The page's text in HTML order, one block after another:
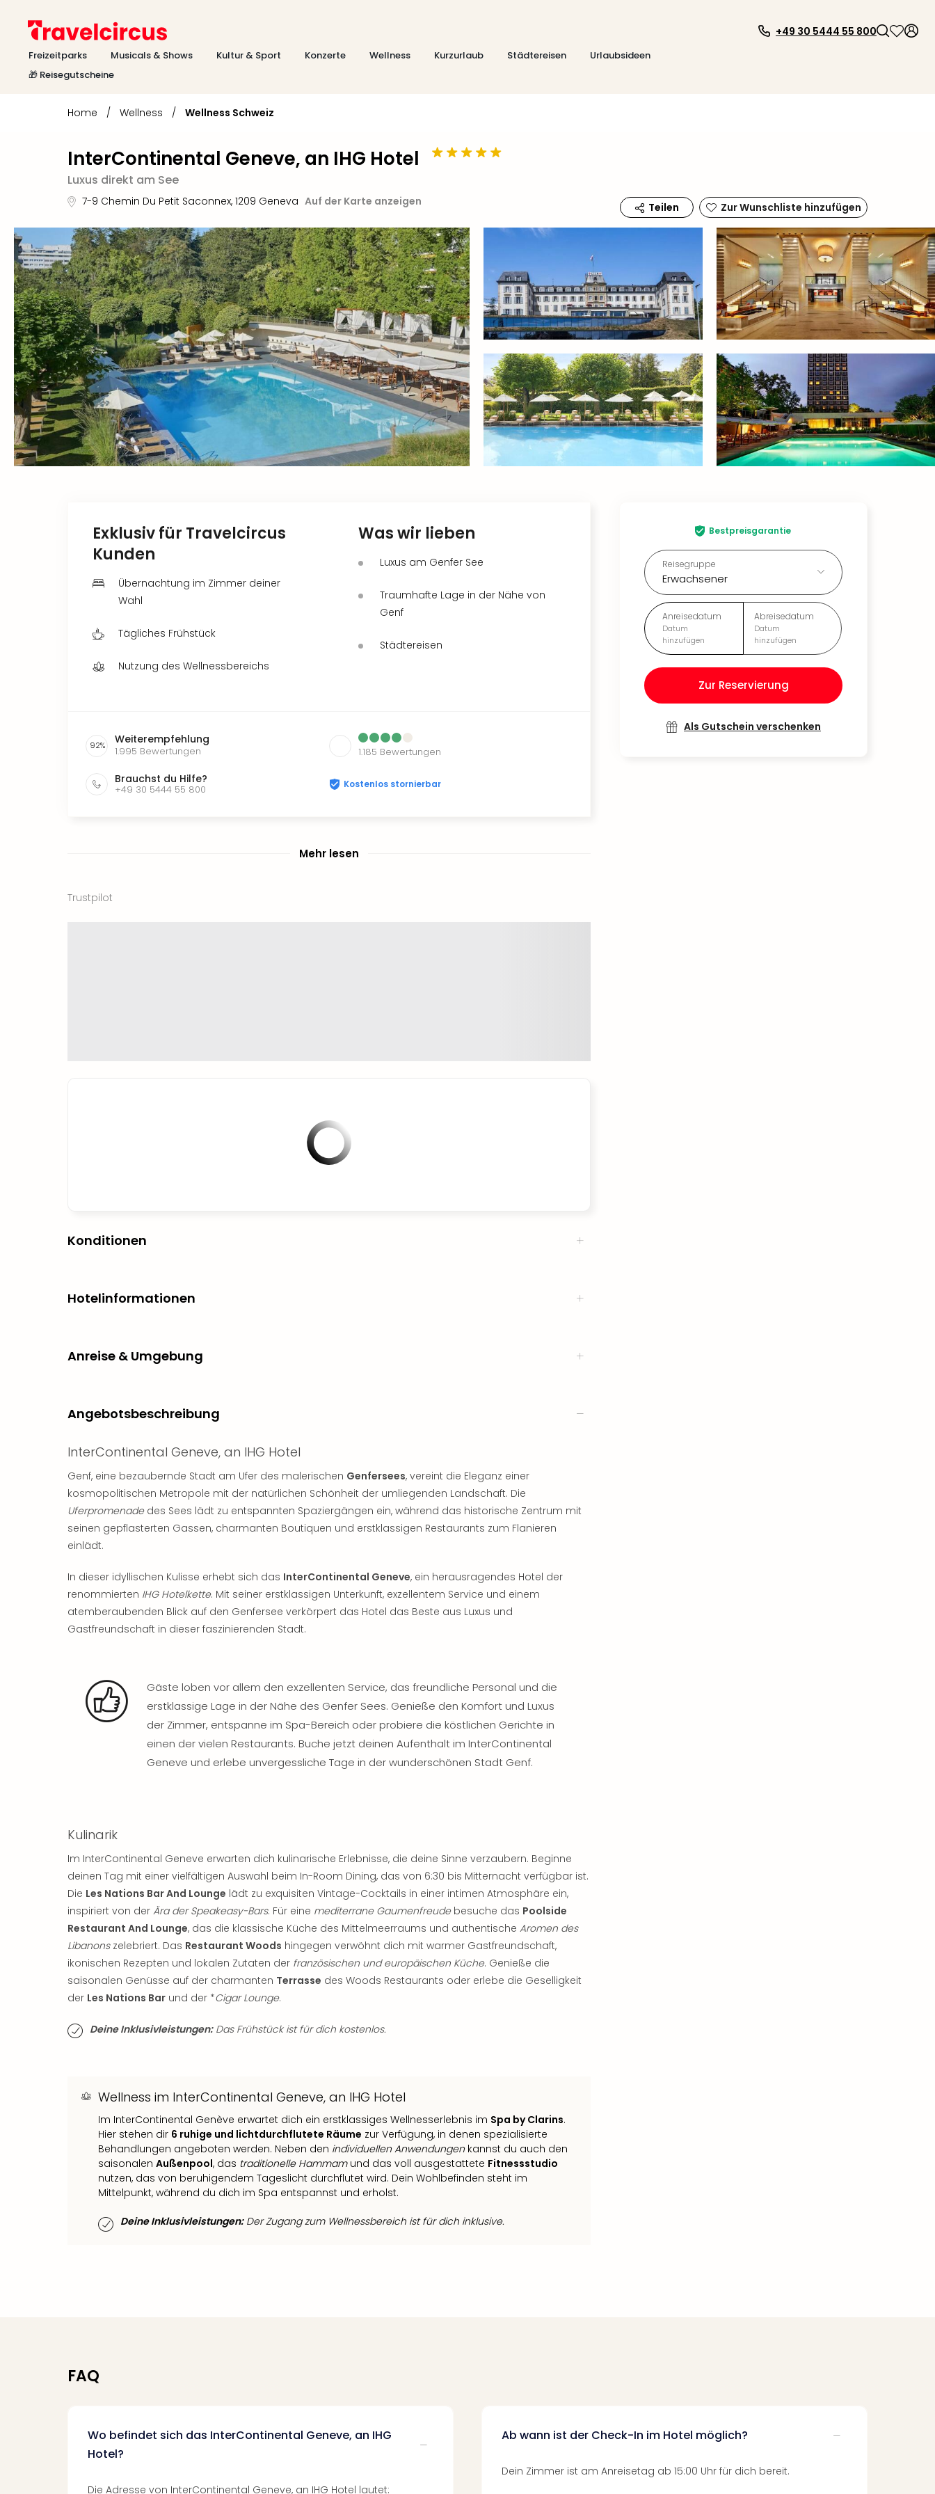
Freizeitparks Musicals & Shows Kultur & Sport Konzerte Wellness Kurzurlaub Städtereisen
Urlaubsideen
🎁 Reisegutscheine
+49 30 5444 55 800
Home / Wellness / Wellness Schweiz
InterContinental Geneve, an IHG Hotel
Luxus direkt am See
7-9 Chemin Du Petit Saconnex, 1209 Geneva Auf der Karte anzeigen Teilen Zur Wunschliste hinzufügen
Bestpreisgarantie
Reisegruppe
Erwachsener
Anreisedatum
Datum
hinzufügen
Abreisedatum
Datum
hinzufügen
Zur Reservierung
Als Gutschein verschenken
Exklusiv für Travelcircus
Kunden
Übernachtung im Zimmer deiner
Wahl
Tägliches Frühstück
Nutzung des Wellnessbereichs
Was wir lieben
Luxus am Genfer See
Traumhafte Lage in der Nähe von
Genf
Städtereisen
92% Weiterempfehlung
1.995 Bewertungen 1.185 Bewertungen
Brauchst du Hilfe?
+49 30 5444 55 800 Kostenlos stornierbar
Mehr lesen
Trustpilot
Konditionen
Hotelinformationen
Anreise & Umgebung
Angebotsbeschreibung
InterContinental Geneve, an IHG Hotel
Genf, eine bezaubernde Stadt am Ufer des malerischen Genfersees, vereint die Eleganz einer
kosmopolitischen Metropole mit der natürlichen Schönheit der umliegenden Landschaft. Die
Uferpromenadedes Sees lädt zu entspannten Spaziergängen ein, während das historische Zentrum mit
seinen gepflasterten Gassen, charmanten Boutiquen und erstklassigen Restaurants zum Flanieren
einlädt.
In dieser idyllischen Kulisse erhebt sich das InterContinental Geneve, ein herausragendes Hotel der
renommierten IHG Hotelkette. Mit seiner erstklassigen Unterkunft, exzellentem Service und einem
atemberaubenden Blick auf den Genfersee verkörpert das Hotel das Beste aus Luxus und
Gastfreundschaft in dieser faszinierenden Stadt.
Gäste loben vor allem den exzellenten Service, das freundliche Personal und die
erstklassige Lage in der Nähe des Genfer Sees. Genieße den Komfort und Luxus
der Zimmer, entspanne im Spa-Bereich oder probiere die köstlichen Gerichte in
einen der vielen Restaurants. Buche jetzt deinen Aufenthalt im InterContinental
Geneve und erlebe unvergessliche Tage in der wunderschönen Stadt Genf.
Kulinarik
Im InterContinental Geneve erwarten dich kulinarische Erlebnisse, die deine Sinne verzaubern. Beginne
deinen Tag mit einer vielfältigen Auswahl beim In-Room Dining, das von 6:30 bis Mitternacht verfügbar ist.
Die Les Nations Bar And Lounge lädt zu exquisiten Vintage-Cocktails in einer intimen Atmosphäre ein,
inspiriert von der Ära der Speakeasy-Bars. Für eine mediterrane Gaumenfreudebesuche das Poolside
Restaurant And Lounge, das die klassische Küche des Mittelmeerraums und authentische Aromen des
Libanonszelebriert. Das Restaurant Woods hingegen verwöhnt dich mit warmer Gastfreundschaft,
ikonischen Rezepten und lokalen Zutaten der französischen und europäischen Küche. Genieße die
saisonalen Genüsse auf der charmanten Terrasse des Woods Restaurants oder erlebe die Geselligkeit
der Les Nations Bar und der *Cigar Lounge.
Deine Inklusivleistungen:Das Frühstück ist für dich kostenlos.
Wellness im InterContinental Geneve, an IHG Hotel
Im InterContinental Genève erwartet dich ein erstklassiges Wellnesserlebnis im Spa by Clarins.
Hier stehen dir 6 ruhige und lichtdurchflutete Räume zur Verfügung, in denen spezialisierte
Behandlungen angeboten werden. Neben den individuellen Anwendungen kannst du auch den
saisonalen Außenpool, das traditionelle Hammamund das voll ausgestattete Fitnessstudio
nutzen, das von beruhigendem Tageslicht durchflutet wird. Dein Wohlbefinden steht im
Mittelpunkt, während du dich im Spa entspannst und erholst.
Deine Inklusivleistungen:Der Zugang zum Wellnessbereich ist für dich inklusive.
FAQ
Wo befindet sich das InterContinental Geneve, an IHG
Hotel?
Die Adresse von InterContinental Geneve, an IHG Hotel lautet:
Ab wann ist der Check-In im Hotel möglich?
Dein Zimmer ist am Anreisetag ab 15:00 Uhr für dich bereit.